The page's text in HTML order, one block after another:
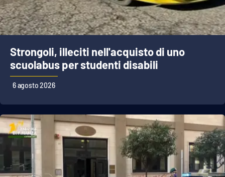
Strongoli, illeciti nell'acquisto di uno
scuolabus per studenti disabili
6 agosto 2026